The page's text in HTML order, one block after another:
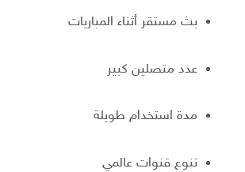
بث مستقر أثناء المباريات
عدد متصلين كبير
مدة استخدام طويلة
تنوع قنوات عالمي